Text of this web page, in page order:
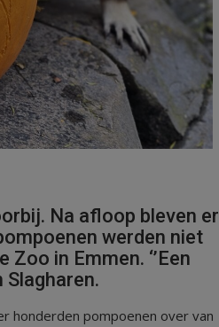
Na afloop bleven er
werden niet
in Emmen. ‘’Een
Slagharen.
honderden pompoenen over van